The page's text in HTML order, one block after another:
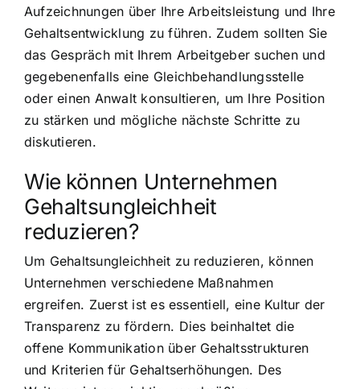
Aufzeichnungen über Ihre Arbeitsleistung und Ihre
Gehaltsentwicklung zu führen. Zudem sollten Sie
das Gespräch mit Ihrem Arbeitgeber suchen und
gegebenenfalls eine Gleichbehandlungsstelle
oder einen Anwalt konsultieren, um Ihre Position
zu stärken und mögliche nächste Schritte zu
diskutieren.
Wie können Unternehmen
Gehaltsungleichheit
reduzieren?
Um Gehaltsungleichheit zu reduzieren, können
Unternehmen verschiedene Maßnahmen
ergreifen. Zuerst ist es essentiell, eine Kultur der
Transparenz zu fördern. Dies beinhaltet die
offene Kommunikation über Gehaltsstrukturen
und Kriterien für Gehaltserhöhungen. Des